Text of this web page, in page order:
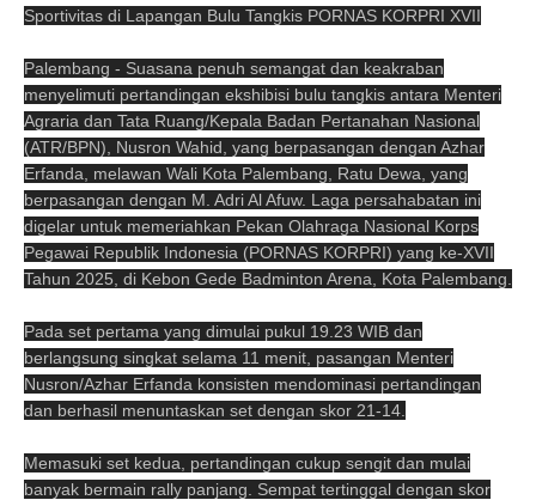
Sportivitas di Lapangan Bulu Tangkis PORNAS KORPRI XVII
Palembang - Suasana penuh semangat dan keakraban
menyelimuti pertandingan ekshibisi bulu tangkis antara Menteri
Agraria dan Tata Ruang/Kepala Badan Pertanahan Nasional
(ATR/BPN), Nusron Wahid, yang berpasangan dengan Azhar
Erfanda, melawan Wali Kota Palembang, Ratu Dewa, yang
berpasangan dengan M. Adri Al Afuw. Laga persahabatan ini
digelar untuk memeriahkan Pekan Olahraga Nasional Korps
Pegawai Republik Indonesia (PORNAS KORPRI) yang ke-XVII
Tahun 2025, di Kebon Gede Badminton Arena, Kota Palembang.
Pada set pertama yang dimulai pukul 19.23 WIB dan
berlangsung singkat selama 11 menit, pasangan Menteri
Nusron/Azhar Erfanda konsisten mendominasi pertandingan
dan berhasil menuntaskan set dengan skor 21-14.
Memasuki set kedua, pertandingan cukup sengit dan mulai
banyak bermain rally panjang. Sempat tertinggal dengan skor